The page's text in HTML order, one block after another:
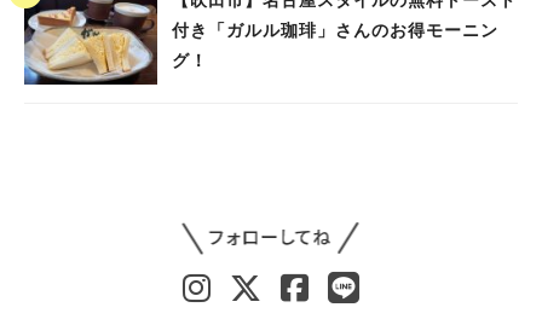
付き「ガルル珈琲」さんのお得モーニン
グ！